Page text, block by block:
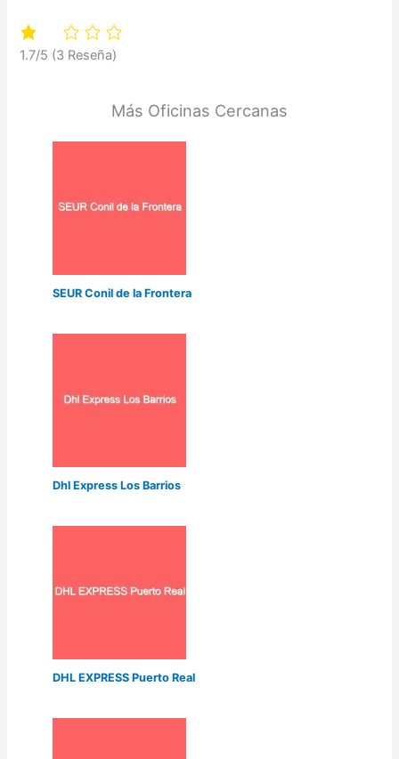
1.7/5 (3 Reseña)
Más Oficinas Cercanas
SEUR Conil de la Frontera
Dhl Express Los Barrios
DHL EXPRESS Puerto Real